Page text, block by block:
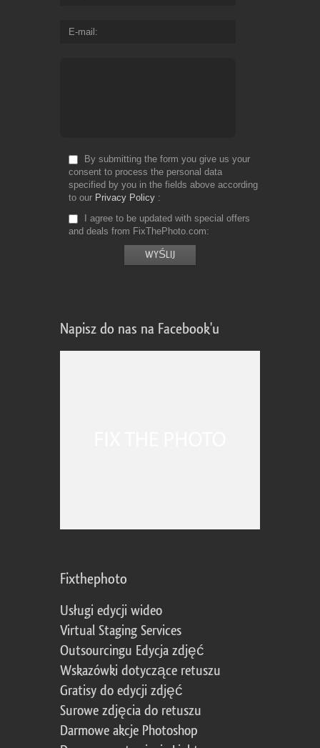
E-mail
By submitting the form you give us your
consent to process the personal data
specified by you in the fields above according
to our Privacy Policy
I agree to be updated with special offers
and deals from FixThePhoto.com
Napisz do nas na Facebook'u
Fixthephoto
Usługi edycji wideo
Virtual Staging Services
Outsourcingu Edycja zdjęć
Wskazówki dotyczące retuszu
Gratisy do edycji zdjęć
Surowe zdjęcia do retuszu
Darmowe akcje Photoshop